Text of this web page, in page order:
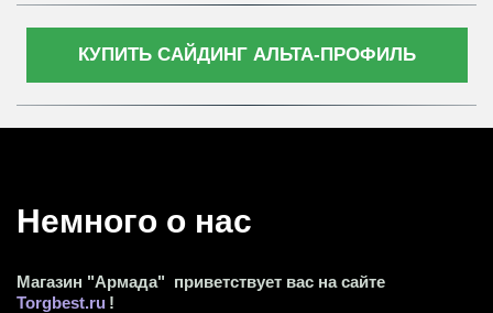
КУПИТЬ САЙДИНГ АЛЬТА-ПРОФИЛЬ
Немного о нас
Магазин "Армада"  приветствует вас на сайте
Torgbest.ru !